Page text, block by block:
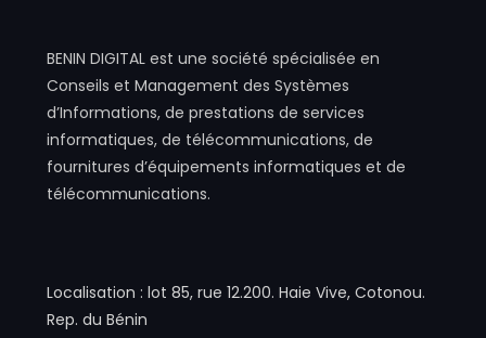
BENIN DIGITAL est une société spécialisée en
Conseils et Management des Systèmes
d’Informations, de prestations de services
informatiques, de télécommunications, de
fournitures d’équipements informatiques et de
télécommunications.
Localisation : lot 85, rue 12.200. Haie Vive, Cotonou.
Rep. du Bénin